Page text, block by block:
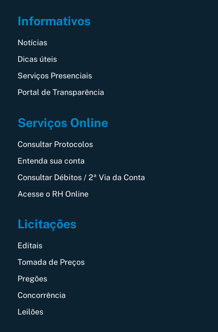
Informativos
Notícias
Dicas úteis
Serviços Presenciais
Portal de Transparência
Serviços Online
Consultar Protocolos
Entenda sua conta
Consultar Débitos / 2ª Via da Conta
Acesse o RH Online
Licitações
Editais
Tomada de Preços
Pregões
Concorrência
Leilões